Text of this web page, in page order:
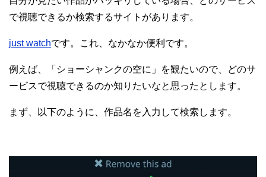
で視聴できるか検索するサイトがあります。
just watchです。これ、なかなか便利です。
例えば、「ショーシャンクの空に」を観たいので、どのサ
ービスで視聴できるのか知りたいなと思ったとします。
まず、以下のように、作品名を入力して検索します。